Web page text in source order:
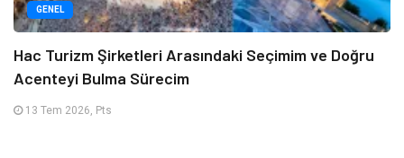
GENEL
Hac Turizm Şirketleri Arasındaki Seçimim ve Doğru
Acenteyi Bulma Sürecim
13 Tem 2026, Pts